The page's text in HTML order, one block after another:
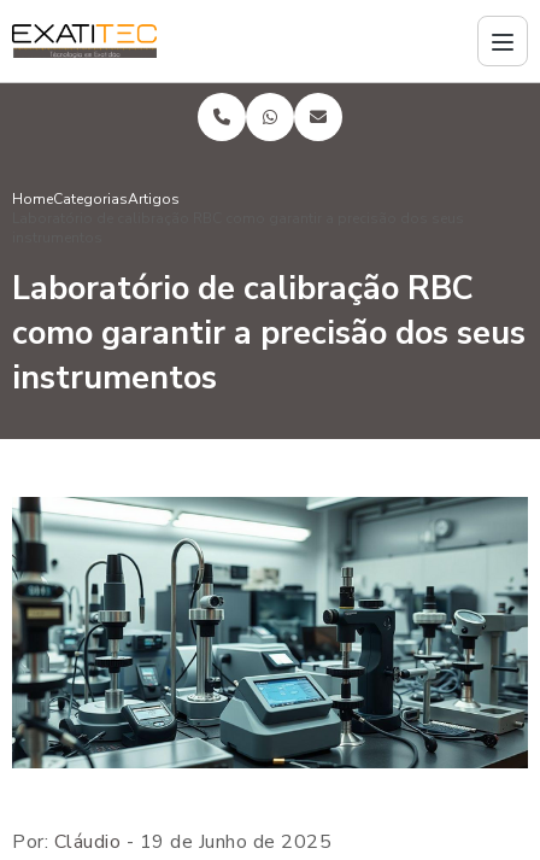
HomeCategoriasArtigos
Laboratório de calibração RBC
como garantir a precisão dos seus
instrumentos
Por: Cláudio - 19 de Junho de 2025